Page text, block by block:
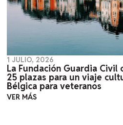
1 JULIO, 2026
La Fundación Guardia Civil
25 plazas para un viaje
Bélgica para veteranos
VER MÁS